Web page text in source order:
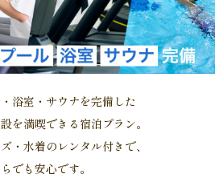
浴室・サウナを完備した
を満喫できる宿泊プラン。
・水着のレンタル付きで、
でも安心です。